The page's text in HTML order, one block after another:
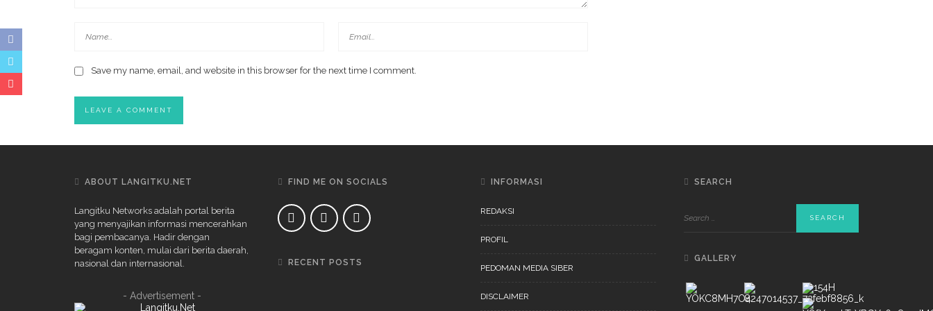
Save my name, email, and website in this browser for the next time I comment.
ABOUT LANGITKU.NET
Langitku Networks adalah portal berita
yang menyajikan informasi mencerahkan
bagi pembacanya. Hadir dengan
beragam konten, mulai dari berita daerah,
nasional dan internasional.
- Advertisement -
FIND ME ON SOCIALS
RECENT POSTS
INFORMASI
REDAKSI
PROFIL
PEDOMAN MEDIA SIBER
DISCLAIMER
SEARCH
GALLERY